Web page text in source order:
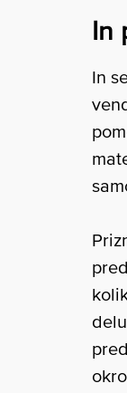
In
In